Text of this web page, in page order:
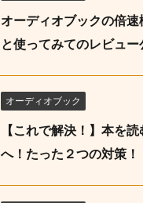
オーディオブックの倍速
と使ってみてのレビュー
オーディオブック
【これで解決！】本を
へ！たった２つの対策！